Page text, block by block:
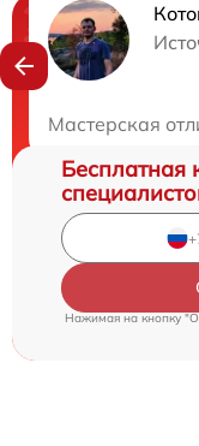
Мастерская
Нужна
Бесплатная
Нажимая на кнопку